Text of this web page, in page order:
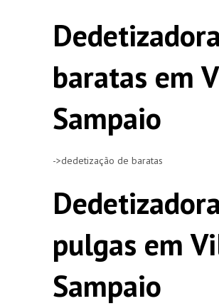
baratas em
Sampaio
->dedetização de baratas
pulgas em
Sampaio